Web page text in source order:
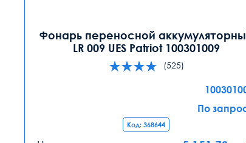
Фонарь переносной
LR 009 UES Patriot 100301009
(525)
По
Код: 368644